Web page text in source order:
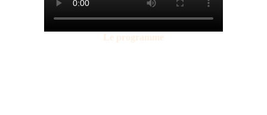
Le programme